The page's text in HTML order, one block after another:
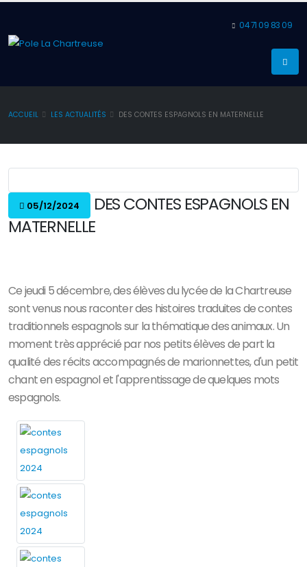
04 71 09 83 09
ACCUEIL LES ACTUALITÉS DES CONTES ESPAGNOLS EN MATERNELLE
05/12/2024
DES CONTES ESPAGNOLS EN
MATERNELLE
Ce jeudi 5 décembre, des élèves du lycée de la Chartreuse
sont venus nous raconter des histoires traduites de contes
traditionnels espagnols sur la thématique des animaux. Un
moment très apprécié par nos petits élèves de part la
qualité des récits accompagnés de marionnettes, d'un petit
chant en espagnol et l'apprentissage de quelques mots
espagnols.